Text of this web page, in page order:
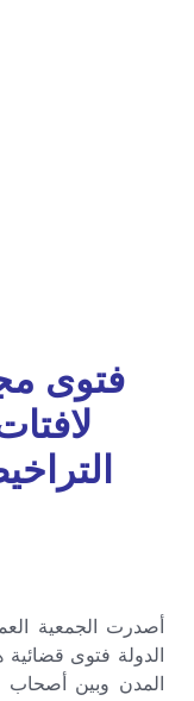
فتوى
أصدرت الجمعية
الدولة فتوى
المدن وبين أصحاب